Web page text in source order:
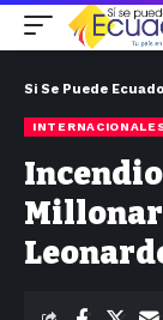
Si Se Puede